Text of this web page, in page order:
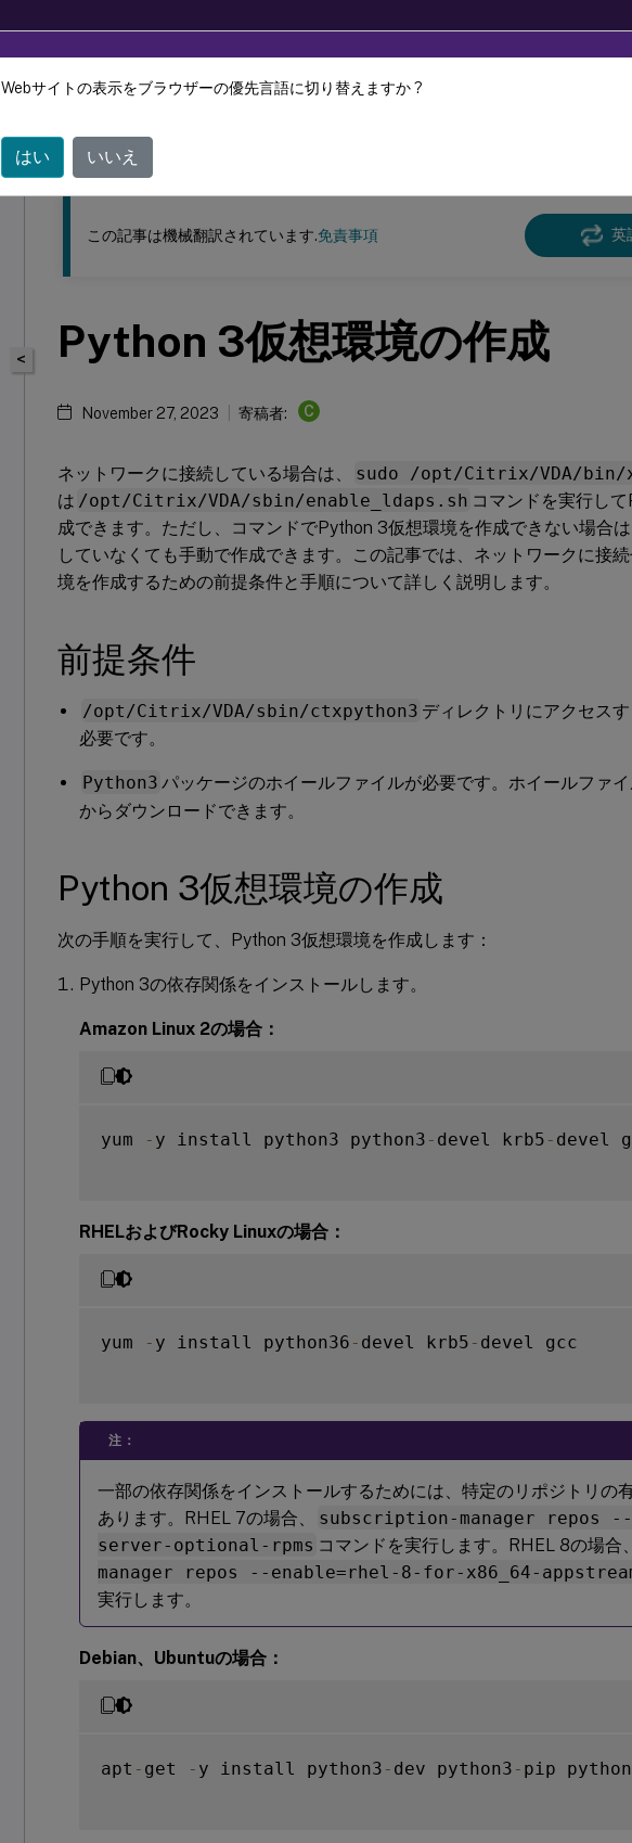
このコンテンツは動的に機械翻訳されています。
リナックス バーチャル デリバリー エージェント
<
この記事は機械翻訳されています.免責事項 英
Python 3仮想環境の作成
November 27, 2023 寄稿者: C
ネットワークに接続している場合は、
sudo /opt/Citrix/VDA/bin/
は /opt/Citrix/VDA/sbin/enable_ldaps.sh コマンドを実行し
成できます。ただし、コマンドでPython 3仮想環境を作成できない場合
していなくても手動で作成できます。この記事では、ネットワークに接
境を作成するための前提条件と手順について詳しく説明します。
前提条件
/opt/Citrix/VDA/sbin/ctxpython3 ディレクトリにアクセス
必要です。
Python3 パッケージのホイールファイルが必要です。ホイールファ
からダウンロードできます。
Python 3仮想環境の作成
次の手順を実行して、Python 3仮想環境を作成します：
Python 3の依存関係をインストールします。
Amazon Linux 2の場合：
yum - y install python3 python3 - devel krb5 - devel
RHELおよびRocky Linuxの場合：
yum - y install python36 - devel krb5 - devel gcc
注：
一部の依存関係をインストールするためには、特定のリポジトリの
あります。RHEL 7の場合、
subscription-manager repos
server-optional-rpms コマンドを実行します。RHEL 8の場合
manager repos --enable=rhel-8-for-x86_64-
実行します。
Debian、Ubuntuの場合：
apt - get - y install python3 - dev python3 - pip
Webサイトの表示をブラウザーの優先言語に切り替えますか ?
はい いいえ